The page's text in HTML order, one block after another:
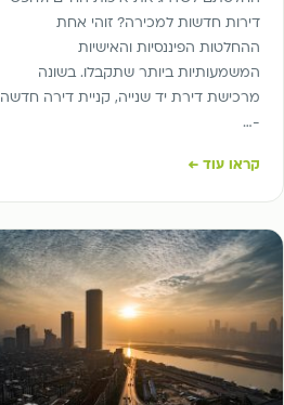
דירות חדשות למכירה? זוהי אחת
ההחלטות הפיננסיות והאישיות
המשמעותיות ביותר שתקבלו. בשונה
מרכישת דירת יד שנייה, קניית דירה חדשה
-…
קראו עוד ←